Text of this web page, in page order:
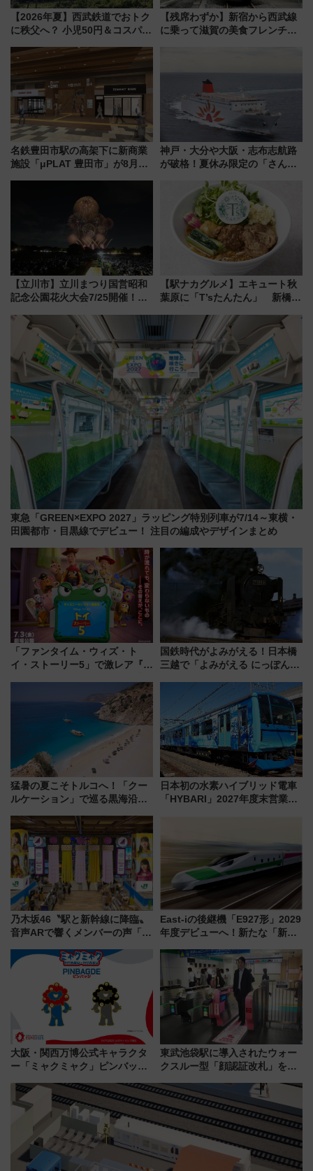
【2026年夏】西武鉄道でおトク
に秩父へ？ 小児50円＆コスパ最
族旅行！ 深夜の正丸トンネル探
検や特急ラビューも
【残席わずか】新宿から西武線
に乗って滋賀の美食フレンチを
名鉄豊田市駅の高架下に新商業
施設「μPLAT 豊田市」が8月26
神戸・大分や大阪・志布志航路
が破格！夏休み限定の「さんふ
ート 夕朝食ビュッフェ付きで
快適な船旅はいかが？
【立川市】立川まつり国営昭和
記念公園花火大会7/25開催！
混雑に要注意、その理由は
【駅ナカグルメ】エキュート秋
葉原に「T’sたんたん」 新橋に
饅」、オムライス専門店「肉と
たまご」新グルメ続々登場！
【2026年8月】
東急「GREEN×EXPO 2027」ラッピング特別列車が7/14～東横・
田園都市・目黒線でデビュー！ 注目の編成やデザインまとめ
「ファンタイム・ウィズ・ト
イ・ストーリー5」で激レア『ロ
デコレーションも徹底解説
国鉄時代がよみがえる！日本橋
三越で「よみがえる にっぽんの
敬の名作写真も、駅弁フェスも
同時開催！
猛暑の夏こそトルコへ！「クー
ルケーション」で巡る黒海沿岸
連検索数が前年比237％増、ナ
ショジオも認める『2026年に訪
れるべき世界の旅先』
日本初の水素ハイブリッド電車
「HYBARI」2027年度末営業運
乃木坂46〝駅と新幹線に降臨〟
音声ARで響くメンバーの声「真
East-iの後継機「E927形」2029
年度デビューへ！新たな「新幹
説【JR東日本】
大阪・関西万博公式キャラクタ
ー「ミャクミャク」ピンバッジ
中旬発売
東武池袋駅に導入されたウォー
クスルー型「顔認証改札」を見